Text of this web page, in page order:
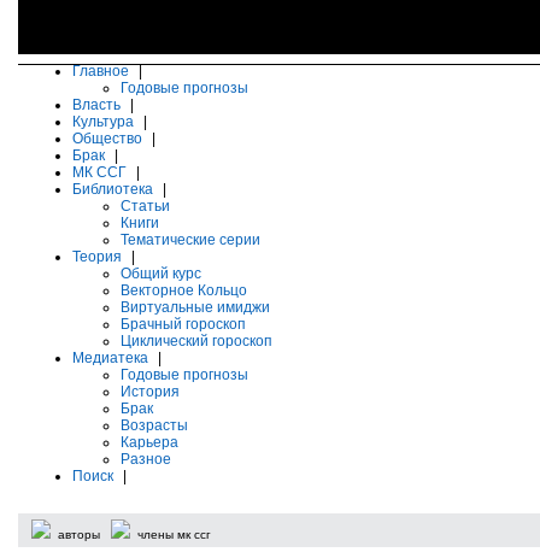
Главное
Годовые прогнозы
Власть
Культура
Общество
Брак
МК ССГ
Библиотека
Статьи
Книги
Тематические серии
Теория
Общий курс
Векторное Кольцо
Виртуальные имиджи
Брачный гороскоп
Циклический гороскоп
Медиатека
Годовые прогнозы
История
Брак
Возрасты
Карьера
Разное
Поиск
авторы члены мк ссг